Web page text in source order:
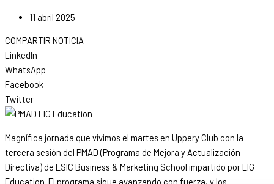
11 abril 2025
COMPARTIR NOTICIA
LinkedIn
WhatsApp
Facebook
Twitter
Magnífica jornada que vivimos el martes en Uppery Club con la
tercera sesión del PMAD (Programa de Mejora y Actualización
Directiva) de ESIC Business & Marketing School impartido por EIG
Education. El programa sigue avanzando con fuerza, y los